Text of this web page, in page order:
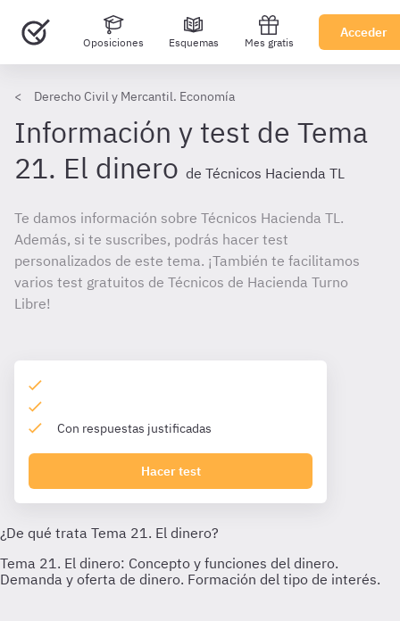
Oposiciones Esquemas Mes gratis
Acceder
Derecho Civil y Mercantil. Economía
Información y test de Tema
21. El dinero de Técnicos Hacienda TL
Te damos información sobre Técnicos Hacienda TL.
Además, si te suscribes, podrás hacer test
personalizados de este tema. ¡También te facilitamos
varios test gratuitos de Técnicos de Hacienda Turno
Libre!
Con respuestas justificadas
Hacer test